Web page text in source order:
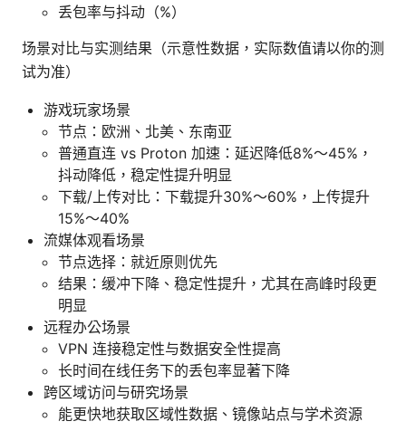
丢包率与抖动（%）
场景对比与实测结果（示意性数据，实际数值请以你的测
试为准）
游戏玩家场景
节点：欧洲、北美、东南亚
普通直连 vs Proton 加速：延迟降低8%～45%，
抖动降低，稳定性提升明显
下载/上传对比：下载提升30%～60%，上传提升
15%～40%
流媒体观看场景
节点选择：就近原则优先
结果：缓冲下降、稳定性提升，尤其在高峰时段更
明显
远程办公场景
VPN 连接稳定性与数据安全性提高
长时间在线任务下的丢包率显著下降
跨区域访问与研究场景
能更快地获取区域性数据、镜像站点与学术资源